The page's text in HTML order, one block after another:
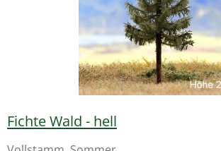
Fichte Wald - hell